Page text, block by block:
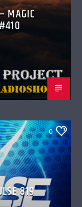
MAGIC
0
819